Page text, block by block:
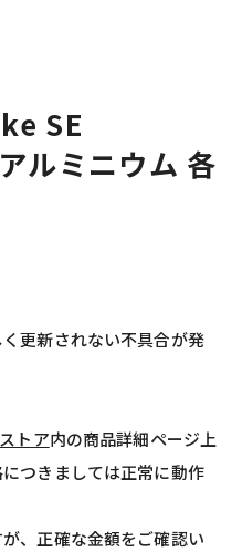
SE
ルミニウム 各
更新されない不具合が発
トア内の商品詳細ページ上
つきましては正常に動作
、正確な金額をご確認い